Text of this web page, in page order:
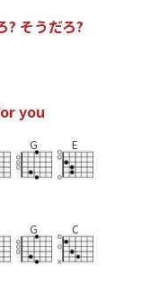
? そうだろ?
oryou
G E
G C